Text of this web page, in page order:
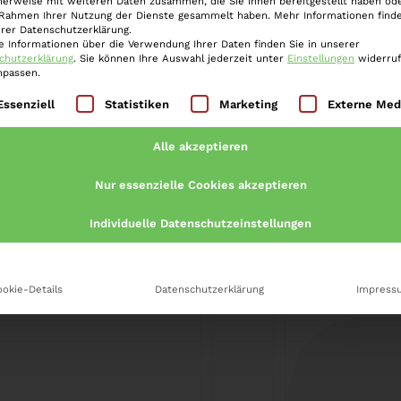
nachzuvollziehen. Diese Neuerung
im Gesundheitswesen
hohe Dunkelziffer solcher Vergehen…
Ihrer Nutzung der Dienste gesammelt haben. Mehr Informationen
Datenschutzerklärung.
Informationen über die Verwendung Ihrer Daten finden Sie in unserer
. Sie können Ihre Auswahl jederzeit unter Einstellungen
eine Liste der Service-Gruppen, für die eine
Statistiken Marketing Externe
Alle akzeptieren
Nur essenzielle Cookies akzeptieren
Individuelle Datenschutzeinstellungen
Details Datenschutzerklärung